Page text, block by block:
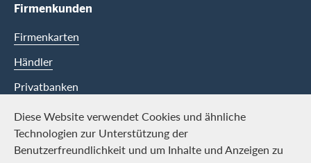
Diese Website verwendet Cookies und ähnliche
Technologien zur Unterstützung der
Benutzerfreundlichkeit und um Inhalte und Anzeigen zu
Firmenkunden
Firmenkarten
Händler
Privatbanken
Swisscard
Karriere